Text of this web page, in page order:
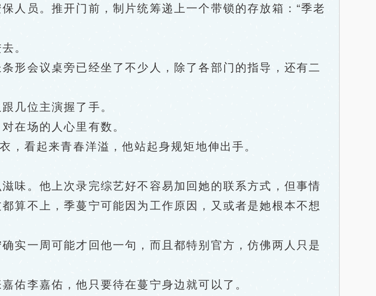
员。推开门前，制片统筹递上一个带锁的存放箱：“季老
。
会议桌旁已经坐了不少人，除了各部门的指导，还有二
几位主演握了手。
在场的人心里有数。
看起来青春洋溢，他站起身规矩地伸出手。
。他上次录完综艺好不容易加回她的联系方式，但事情
算不上，季蔓宁可能因为工作原因，又或者是她根本不想
一周可能才回他一句，而且都特别官方，仿佛两人只是
李嘉佑，他只要待在蔓宁身边就可以了。